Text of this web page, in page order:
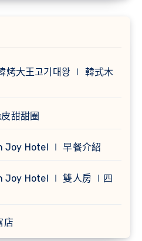
大王고기대왕 ∣ 韓式木
甜甜圈
Joy Hotel ∣ 早餐介紹
Joy Hotel ∣ 雙人房 ∣四
店